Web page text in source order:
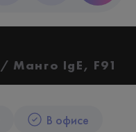
Манго IgE, F91
В офисе